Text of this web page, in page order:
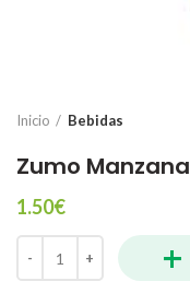
Inicio Bebidas
Zumo Manzana
1.50€
Zumo Manzana cantidad+